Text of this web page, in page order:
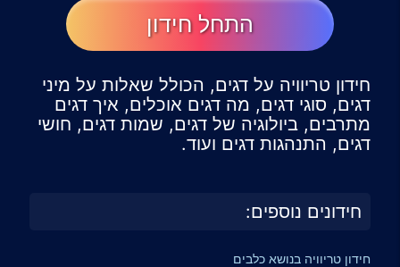
התחל חידון
חידון טריוויה על דגים, הכולל שאלות על מיני
דגים, סוגי דגים, מה דגים אוכלים, איך דגים
מתרבים, ביולוגיה של דגים, שמות דגים, חושי
דגים, התנהגות דגים ועוד.
חידונים נוספים:
חידון טריוויה בנושא כלבים